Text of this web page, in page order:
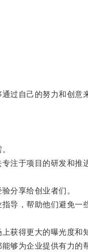
自己的努力和创意
注于项目的研发和推
分享给创业者们。
，帮助他们避免一
获得更大的曝光度和
为企业提供有力的